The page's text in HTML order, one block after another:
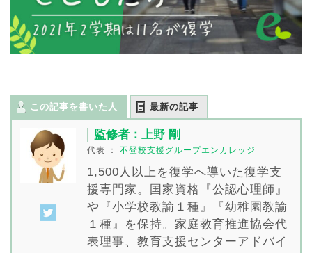
この記事を書いた人 最新の記事
監修者：上野 剛
代表 ： 不登校支援グループエンカレッジ
1,500人以上を復学へ導いた復学支
援専門家。国家資格『公認心理師』
や『小学校教諭１種』『幼稚園教諭
１種』を保持。家庭教育推進協会代
表理事、教育支援センターアドバイ